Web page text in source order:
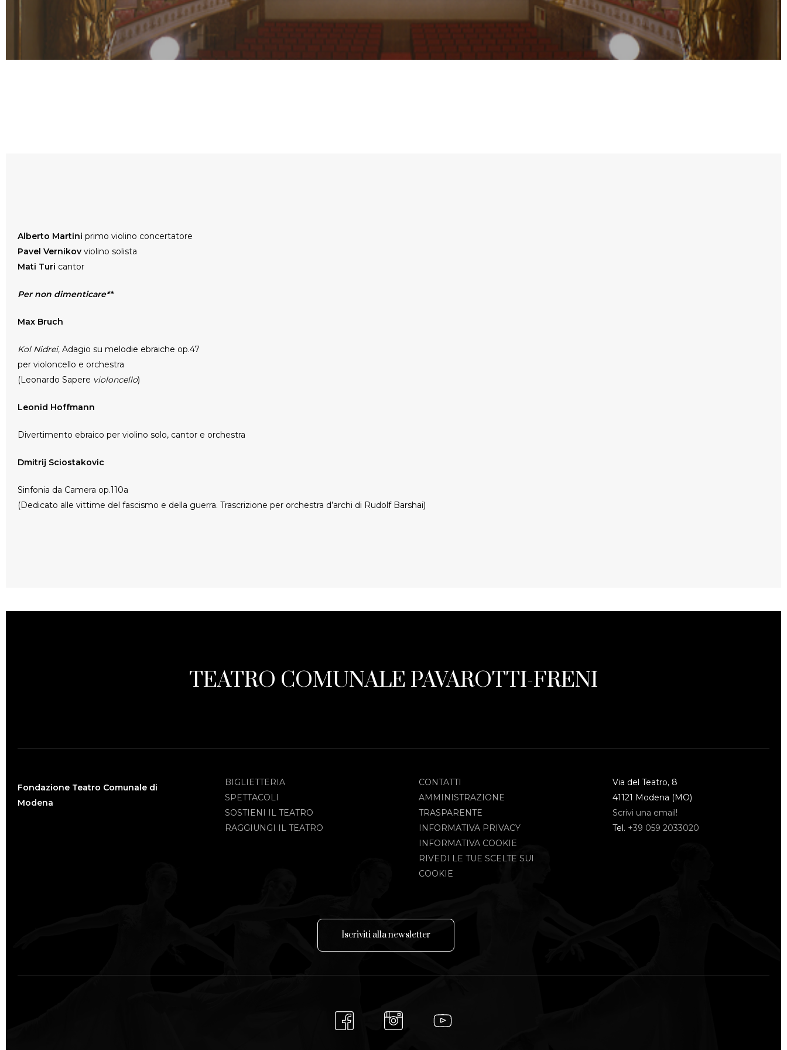
Alberto Martini primo violino concertatore
Pavel Vernikov violino solista
Mati Turi cantor
Per non dimenticare**
Max Bruch
Kol Nidrei, Adagio su melodie ebraiche op.47
per violoncello e orchestra
(Leonardo Sapere violoncello)
Leonid Hoffmann
Divertimento ebraico per violino solo, cantor e orchestra
Dmitrij Sciostakovic
Sinfonia da Camera op.110a
(Dedicato alle vittime del fascismo e della guerra. Trascrizione per orchestra d’archi di Rudolf Barshai)
TEATRO COMUNALE PAVAROTTI-FRENI
Fondazione Teatro Comunale di
Modena
BIGLIETTERIA
SPETTACOLI
SOSTIENI IL TEATRO
RAGGIUNGI IL TEATRO
CONTATTI
AMMINISTRAZIONE
TRASPARENTE
INFORMATIVA PRIVACY
INFORMATIVA COOKIE
RIVEDI LE TUE SCELTE SUI
COOKIE
Via del Teatro, 8
41121 Modena (MO)
Scrivi una email!
Tel. +39 059 2033020
Iscriviti allanewsletter